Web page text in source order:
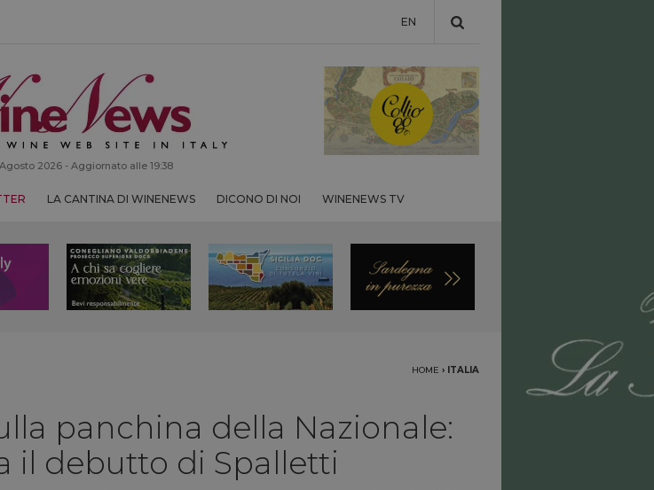
EN
2026 - Aggiornato alle 19:38
LA CANTINA DI WINENEWS DICONO DI NOI WINENEWS TV
HOME › ITALIA
panchina della Nazionale:
il debutto di Spalletti